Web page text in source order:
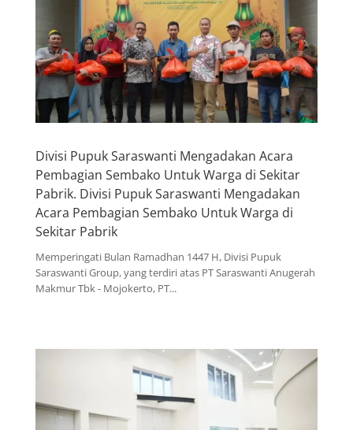
Divisi Pupuk Saraswanti Mengadakan Acara
Pembagian Sembako Untuk Warga di Sekitar
Pabrik. Divisi Pupuk Saraswanti Mengadakan
Acara Pembagian Sembako Untuk Warga di
Sekitar Pabrik
Memperingati Bulan Ramadhan 1447 H, Divisi Pupuk
Saraswanti Group, yang terdiri atas PT Saraswanti Anugerah
Makmur Tbk - Mojokerto, PT...